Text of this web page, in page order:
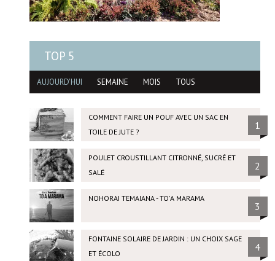
TOP 5
AUJOURD'HUI SEMAINE MOIS TOUS
COMMENT FAIRE UN POUF AVEC UN SAC EN
TOILE DE JUTE ?
1
POULET CROUSTILLANT CITRONNÉ, SUCRÉ ET
SALÉ
2
NOHORAI TEMAIANA - TO'A MARAMA
3
FONTAINE SOLAIRE DE JARDIN : UN CHOIX SAGE
ET ÉCOLO
4